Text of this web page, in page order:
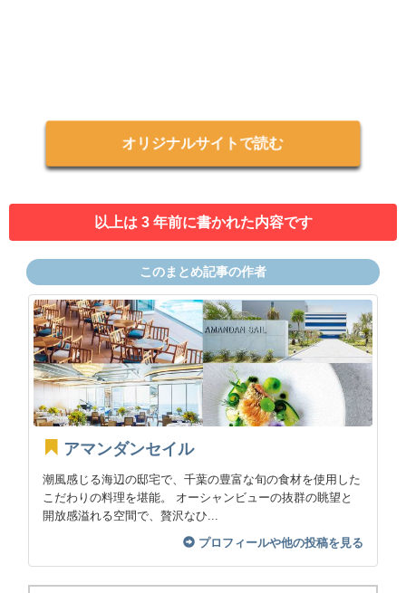
オリジナルサイトで読む
以上は 3 年前に書かれた内容です
このまとめ記事の作者
アマンダンセイル
潮風感じる海辺の邸宅で、千葉の豊富な旬の食材を使用した
こだわりの料理を堪能。 オーシャンビューの抜群の眺望と
開放感溢れる空間で、贅沢なひ...
プロフィールや他の投稿を見る